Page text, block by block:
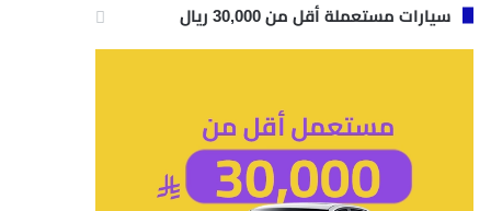
سيارات مستعملة أقل من 30,000 ريال